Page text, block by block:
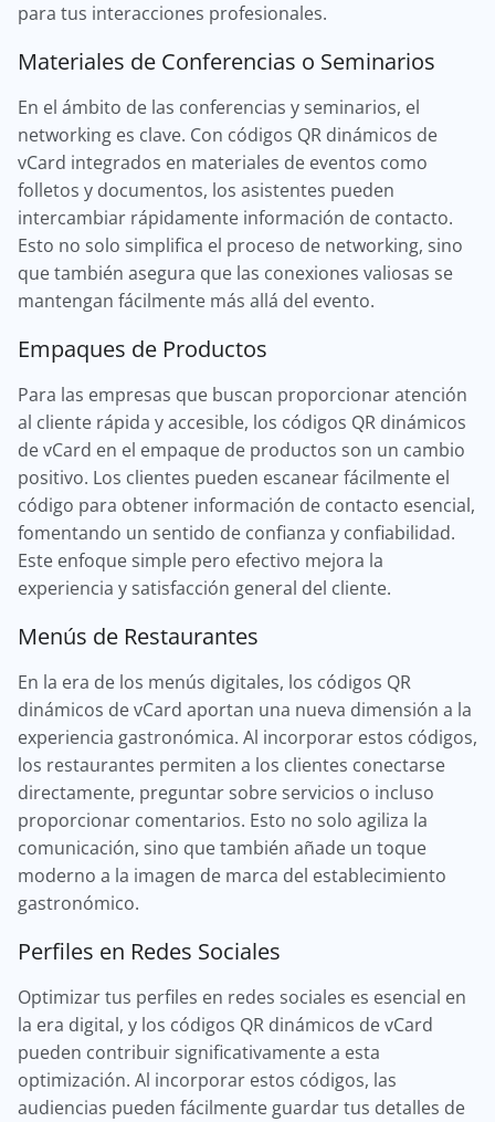
para tus interacciones profesionales.
Materiales de Conferencias o Seminarios
En el ámbito de las conferencias y seminarios, el
networking es clave. Con códigos QR dinámicos de
vCard integrados en materiales de eventos como
folletos y documentos, los asistentes pueden
intercambiar rápidamente información de contacto.
Esto no solo simplifica el proceso de networking, sino
que también asegura que las conexiones valiosas se
mantengan fácilmente más allá del evento.
Empaques de Productos
Para las empresas que buscan proporcionar atención
al cliente rápida y accesible, los códigos QR dinámicos
de vCard en el empaque de productos son un cambio
positivo. Los clientes pueden escanear fácilmente el
código para obtener información de contacto esencial,
fomentando un sentido de confianza y confiabilidad.
Este enfoque simple pero efectivo mejora la
experiencia y satisfacción general del cliente.
Menús de Restaurantes
En la era de los menús digitales, los códigos QR
dinámicos de vCard aportan una nueva dimensión a la
experiencia gastronómica. Al incorporar estos códigos,
los restaurantes permiten a los clientes conectarse
directamente, preguntar sobre servicios o incluso
proporcionar comentarios. Esto no solo agiliza la
comunicación, sino que también añade un toque
moderno a la imagen de marca del establecimiento
gastronómico.
Perfiles en Redes Sociales
Optimizar tus perfiles en redes sociales es esencial en
la era digital, y los códigos QR dinámicos de vCard
pueden contribuir significativamente a esta
optimización. Al incorporar estos códigos, las
audiencias pueden fácilmente guardar tus detalles de